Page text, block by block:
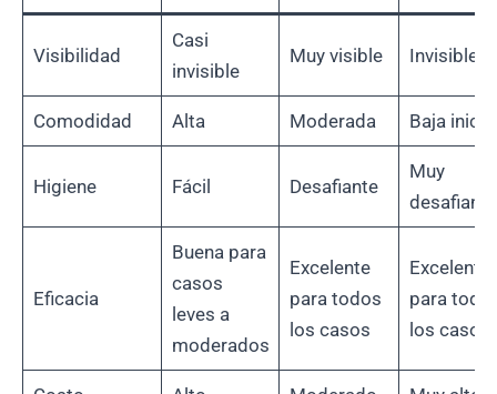
Visibilidad
Casi
invisible
Muy visible Invisible
Comodidad Alta Moderada Baja inicial
Higiene Fácil Desafiante
Muy
desafiante
Eficacia
Buena para
casos
leves a
moderados
Excelente
para todos
los casos
Excelente
para
los casos